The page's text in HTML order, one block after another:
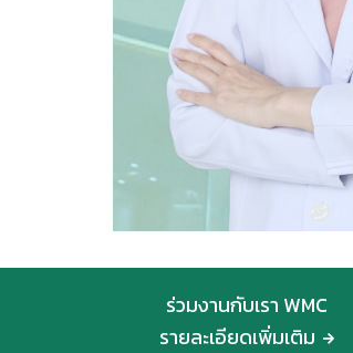
ร่วมงานกับเรา WMC
รายละเอียดเพิ่มเติม